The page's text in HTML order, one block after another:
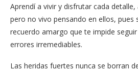
Aprendí a vivir y disfrutar cada
pero no vivo pensando en ellos, pues
recuerdo amargo que te impide
errores irremediables.
Las heridas fuertes nunca se borran